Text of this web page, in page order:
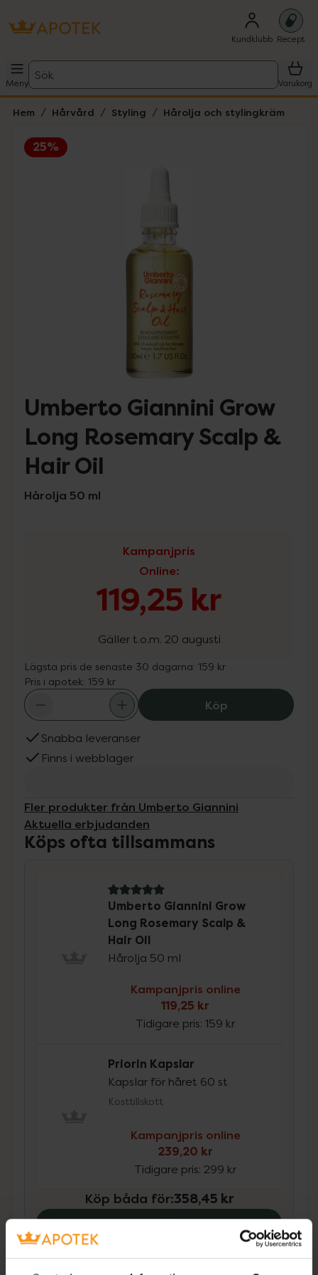
Kundklubb Recept
Meny
Sök
Varukorg
Hem Hårvård Styling Hårolja och stylingkräm
25%
Umberto Giannini Grow
Long Rosemary Scalp &
Hair Oil
Hårolja 50 ml
Kampanjpris
Online:
119,25 kr
Gäller t.o.m. 20 augusti
Lägsta pris de senaste 30 dagarna: 159 kr
Pris i apotek: 159 kr
KöpUmberto
Snabba leveranser
Finns i webblager
Fler produkter från Umberto Giannini
Aktuella erbjudanden
Köps ofta tillsammans
5 av 5 i omdöme
Umberto Giannini Grow
Long Rosemary Scalp &
Hair Oil
Hårolja 50 ml
Kampanjpris online
119,25 kr
Tidigare pris:159 kr
Priorin Kapslar
Kapslar för håret 60 st
Kosttillskott
Kampanjpris online
239,20 kr
Tidigare pris:299 kr
Köp båda för:358,45 kr
Köp båda